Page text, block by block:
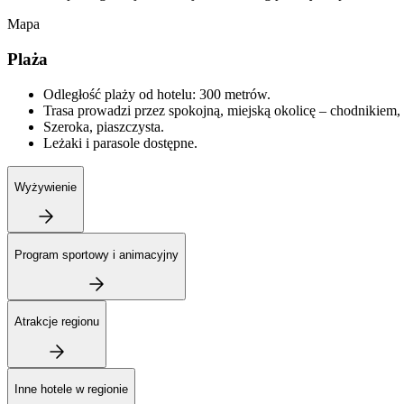
Mapa
Plaża
Odległość plaży od hotelu: 300 metrów.
Trasa prowadzi przez spokojną, miejską okolicę –
Szeroka, piaszczysta.
Leżaki i parasole dostępne.
Wyżywienie
Program sportowy i animacyjny
Atrakcje regionu
Inne hotele w regionie